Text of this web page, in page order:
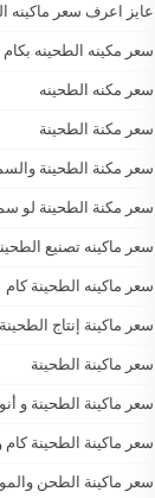
عايز اعرف سعر ماكينه
سعر مكينه الطحينه بكام
سعر مكنه الطحينه
سعر مكنة الطحينة
سعر مكنة الطحينة
سعر مكنة الطحينة لو
سعر ماكينه تصنيع
سعر ماكينه الطحينة كام
سعر ماكينة إنتاج
سعر ماكينة الطحينة
سعر ماكينة الطحينة و
سعر ماكينة الطحينة كام
سعر ماكينة الطحن